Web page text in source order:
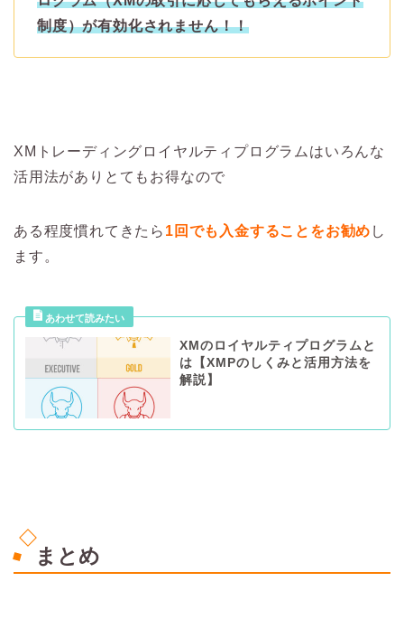
制度）が有効化されません！！
XMトレーディングロイヤルティプログラムはいろんな
活用法がありとてもお得なので
ある程度慣れてきたら 1回でも入金することをお勧め し
ます。
XMのロイヤルティプログラムと
は【XMPのしくみと活用方法を
解説】
まとめ